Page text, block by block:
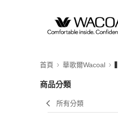
首頁 華歌爾Wacoal
商品分類
所有分類